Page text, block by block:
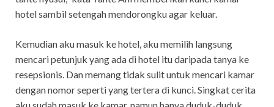
hotel sambil setengah mendorongku agar keluar.
Kemudian aku masuk ke hotel, aku memilih langsung
mencari petunjuk yang ada di hotel itu daripada tanya ke
resepsionis. Dan memang tidak sulit untuk mencari kamar
dengan nomor seperti yang tertera di kunci. Singkat cerita
aku sudah masuk ke kamar, namun hanya duduk-duduk